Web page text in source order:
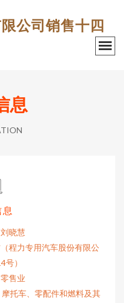
公司销售十四
息
刘晓慧
程力专用汽车股份有限公
号）
零售业
托车、零配件和燃料及其